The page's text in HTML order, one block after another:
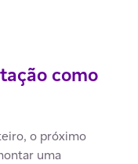
como
o próximo
uma